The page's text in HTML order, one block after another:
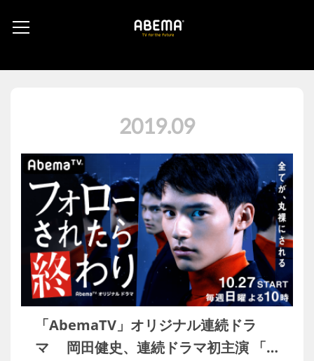
2019.09
「AbemaTV」オリジナル連続ドラ
マ 岡田健史、連続ドラマ初主演 「…